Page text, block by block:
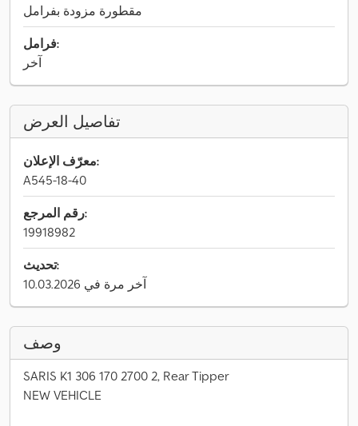
مقطورة مزودة بفرامل
فرامل:
آخر
تفاصيل العرض
معرّف الإعلان:
A545-18-40
رقم المرجع:
19918982
تحديث:
آخر مرة في 10.03.2026
وصف
SARIS K1 306 170 2700 2, Rear Tipper
NEW VEHICLE